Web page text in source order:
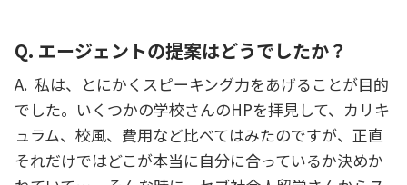
Q. エージェントの提案はどうでしたか？
A. 私は、とにかくスピーキング力をあげることが目的
でした。いくつかの学校さんのHPを拝見して、カリキ
ュラム、校風、費用など比べてはみたのですが、正直
それだけではどこが本当に自分に合っているか決めか